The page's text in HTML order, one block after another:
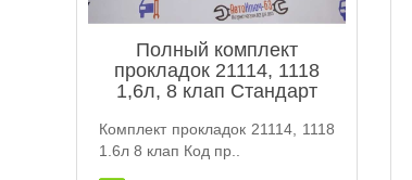
Полный комплект
прокладок 21114, 1118
1,6л, 8 клап Стандарт
Комплект прокладок 21114, 1118
1.6л 8 клап Код пр..